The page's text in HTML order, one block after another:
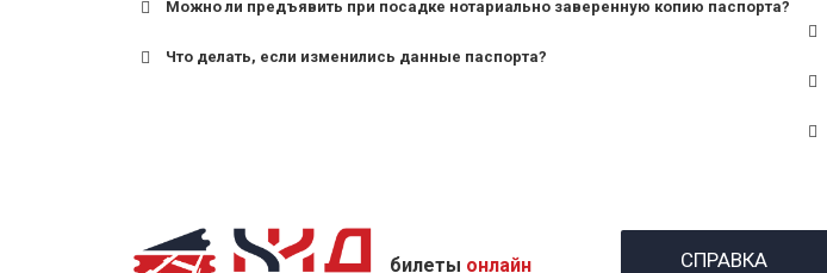
Можно ли предъявить при посадке нотариально заверенную копию паспорта?
Что делать, если изменились данные паспорта?
билеты онлайн СПРАВКА